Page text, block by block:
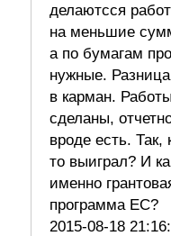
делаютсся
на меньшие
а по бумагам
нужные.
в карман.
сделаны,
вроде есть. Так,
то выиграл? И
именно
программа ЕС?
2015-08-18